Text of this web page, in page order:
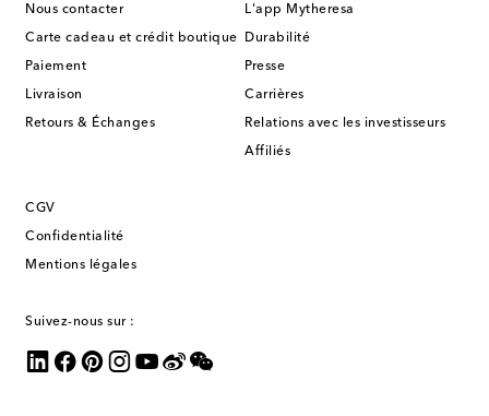
Nous contacter
Carte cadeau et crédit boutique
Paiement
Livraison
Retours & Échanges
L'app Mytheresa
Durabilité
Presse
Carrières
Relations avec les investisseurs
Affiliés
CGV
Confidentialité
Mentions légales
Suivez-nous sur :